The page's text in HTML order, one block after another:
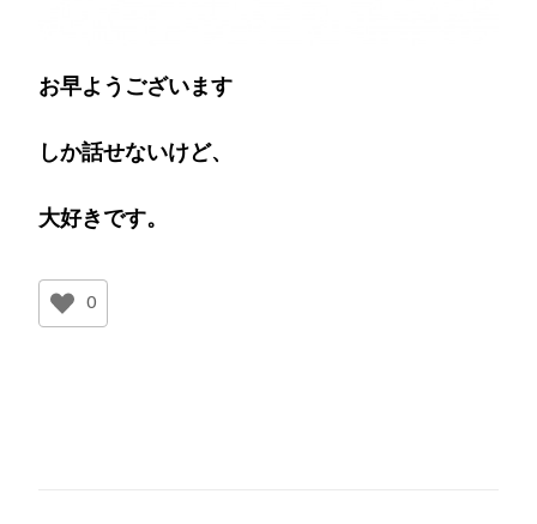
お早ようございます
しか話せないけど、
大好きです。
0